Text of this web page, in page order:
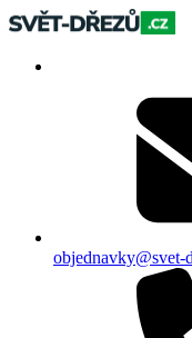
objednavky@svet-